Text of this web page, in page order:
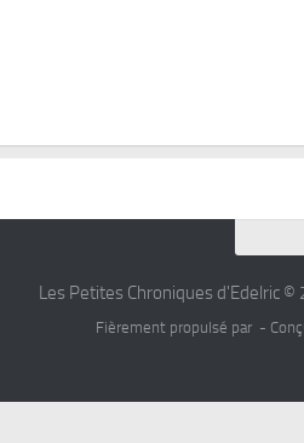
Les Petites Chroniques d'Edelric ©
Fièrement propulsé par -